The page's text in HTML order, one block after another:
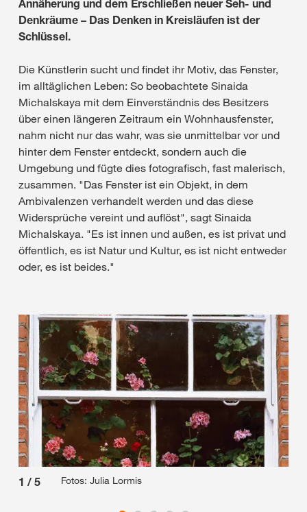
Annäherung und dem Erschließen neuer Seh- und
Denkräume – Das Denken in Kreisläufen ist der
Schlüssel.
Die Künstlerin sucht und findet ihr Motiv, das Fenster,
im alltäglichen Leben: So beobachtete Sinaida
Michalskaya mit dem Einverständnis des Besitzers
über einen längeren Zeitraum ein Wohnhausfenster,
nahm nicht nur das wahr, was sie unmittelbar vor und
hinter dem Fenster entdeckt, sondern auch die
Umgebung und fügte dies fotografisch, fast malerisch,
zusammen. "Das Fenster ist ein Objekt, in dem
Ambivalenzen verhandelt werden und das diese
Widersprüche vereint und auflöst", sagt Sinaida
Michalskaya. "Es ist innen und außen, es ist privat und
öffentlich, es ist Natur und Kultur, es ist nicht entweder
oder, es ist beides."
1 / 5 Fotos: Julia Lormis